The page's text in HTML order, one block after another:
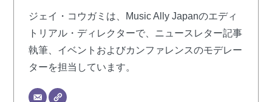
ジェイ・コウガミは、Music Ally Japanのエディ
トリアル・ディレクターで、ニュースレター記事
執筆、イベントおよびカンファレンスのモデレー
ターを担当しています。